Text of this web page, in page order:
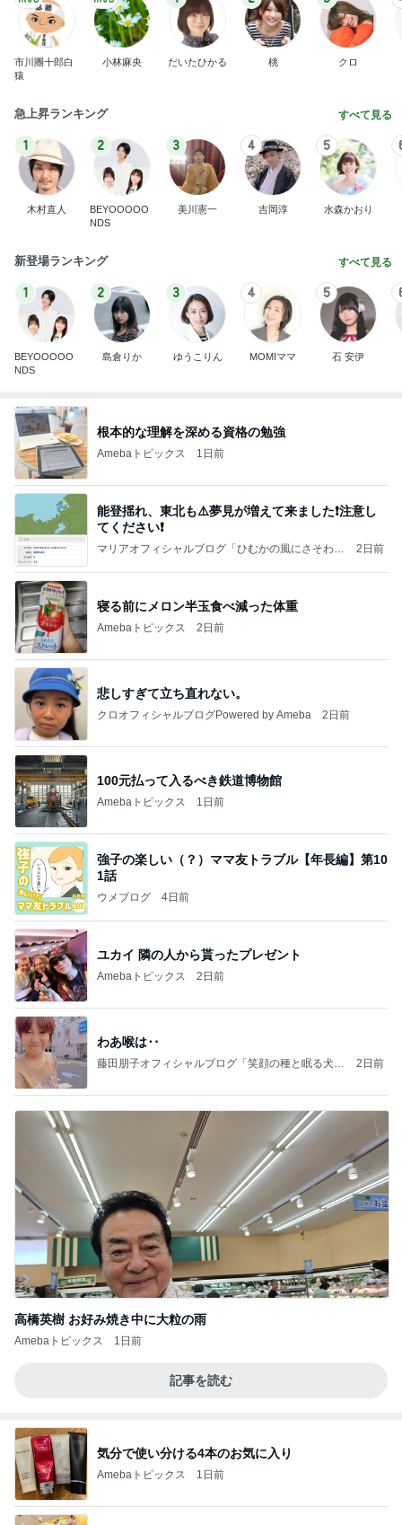
市川團十郎白
猿
小林麻央 だいたひかる 桃 クロ
急上昇ランキング すべて見る
1
木村直人
2
BEYOOOOO
NDS
3
美川憲一
4
吉岡淳
5
水森かおり
新登場ランキング すべて見る
1
BEYOOOOO
NDS
2
島倉りか
3
ゆうこりん
4
MOMIママ
5
石 安伊
根本的な理解を深める資格の勉強
Amebaトピックス 1日前
能登揺れ、東北も⚠️夢見が増えて来ました❗️注意し
てください❗️
マリアオフィシャルブログ「ひむかの風にさそわれ
2日前
寝る前にメロン半玉食べ減った体重
Amebaトピックス 2日前
悲しすぎて立ち直れない。
クロオフィシャルブログPowered by Ameba 2日前
100元払って入るべき鉄道博物館
Amebaトピックス 1日前
強子の楽しい（？）ママ友トラブル【年長編】第10
1話
ウメブログ 4日前
ユカイ 隣の人から貰ったプレゼント
Amebaトピックス 2日前
わあ喉は‥
藤田朋子オフィシャルブログ「笑顔の種と眠る犬」
2日前
高橋英樹 お好み焼き中に大粒の雨
Amebaトピックス 1日前
記事を読む
気分で使い分ける4本のお気に入り
Amebaトピックス 1日前